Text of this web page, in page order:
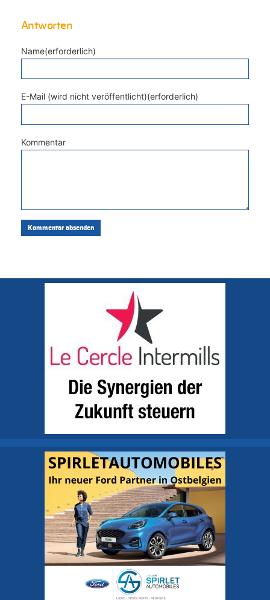
Antworten
Name(erforderlich)
E-Mail (wird nicht veröffentlicht)(erforderlich)
Kommentar